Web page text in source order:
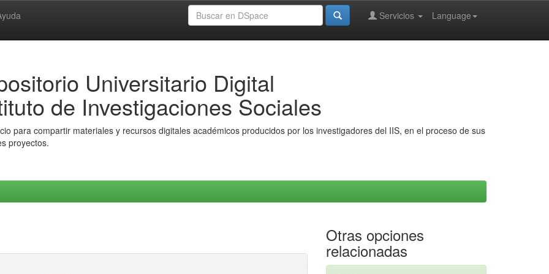
Language
Servicios
Universitario Digital
de Investigaciones Sociales
para compartir materiales y recursos digitales académicos producidos por los investigadores del IIS, en el proceso de sus
proyectos.
Otras opciones
relacionadas